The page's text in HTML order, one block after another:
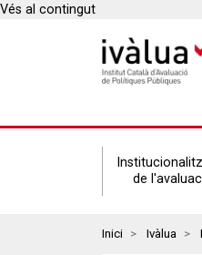
Vés al contingut
de
Inici Ivàlua